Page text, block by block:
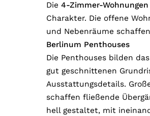
Die4-Zimmer-Wohnungen
Charakter. Die offene
und Nebenräume
Berlinum Penthouses
Die Penthouses bilden
gut geschnittenen
Ausstattungsdetails.
schaffen fließende
hell gestaltet, mit